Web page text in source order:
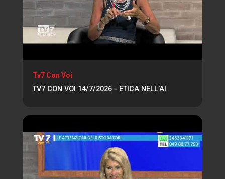
Tv7 Con Voi
TV7 CON VOI 14/7/2026 - ETICA NELL’AI